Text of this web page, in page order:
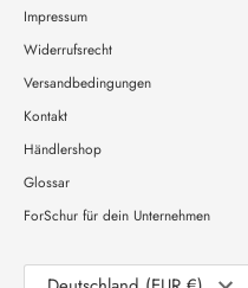
Impressum
Widerrufsrecht
Versandbedingungen
Kontakt
Händlershop
Glossar
ForSchur für dein Unternehmen
Währung